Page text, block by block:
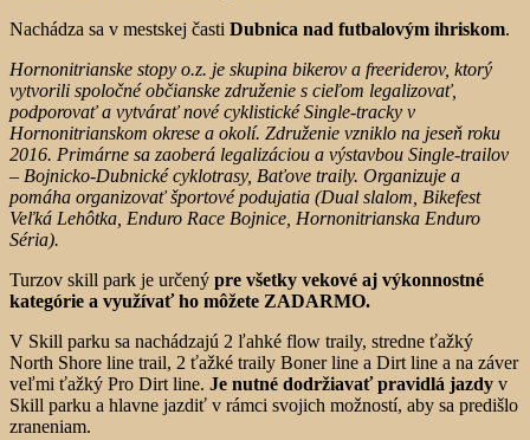
Nachádza sa v mestskej časti Dubnica nad futbalovým ihriskom.
Hornonitrianske stopy o.z. je skupina bikerov a freeriderov, ktorý
vytvorili spoločné občianske združenie s cieľom legalizovať,
podporovať a vytvárať nové cyklistické Single-tracky v
Hornonitrianskom okrese a okolí. Združenie vzniklo na jeseň roku
2016. Primárne sa zaoberá legalizáciou a výstavbou Single-trailov
– Bojnicko-Dubnické cyklotrasy, Baťove traily. Organizuje a
pomáha organizovať športové podujatia (Dual slalom, Bikefest
Veľká Lehôtka, Enduro Race Bojnice, Hornonitrianska Enduro
Séria).
Turzov skill park je určený pre všetky vekové aj výkonnostné
kategórie a využívať ho môžete ZADARMO.
V Skill parku sa nachádzajú 2 ľahké flow traily, stredne ťažký
North Shore line trail, 2 ťažké traily Boner line a Dirt line a na záver
veľmi ťažký Pro Dirt line. Je nutné dodržiavať pravidlá jazdy v
Skill parku a hlavne jazdiť v rámci svojich možností, aby sa predišlo
zraneniam.